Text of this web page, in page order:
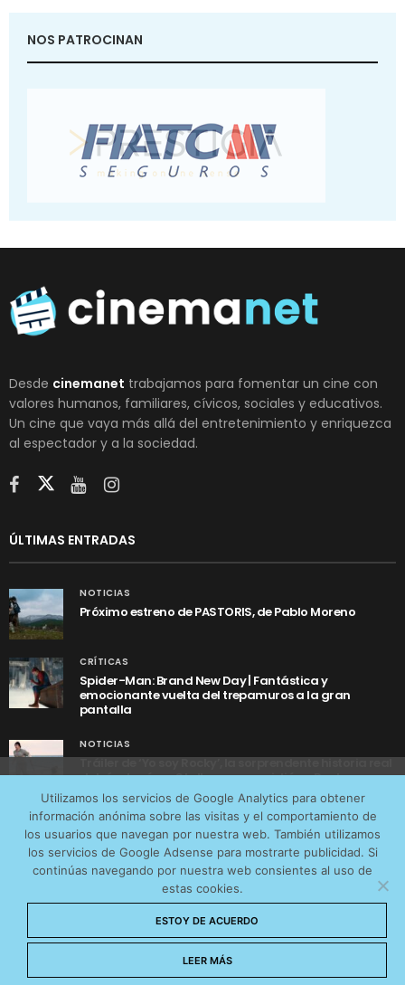
NOS PATROCINAN
Desde cinemanet trabajamos para fomentar un cine con
valores humanos, familiares, cívicos, sociales y educativos.
Un cine que vaya más allá del entretenimiento y enriquezca
al espectador y a la sociedad.
ÚLTIMAS ENTRADAS
NOTICIAS
Próximo estreno de PASTORIS, de Pablo Moreno
CRÍTICAS
Spider-Man: Brand New Day | Fantástica y
emocionante vuelta del trepamuros a la gran
pantalla
NOTICIAS
Tráiler de ‘Yo soy Rocky’, la sorprendente historia real
detrás de cómo Stallone se convirtió en Rocky
AVISO LEGAL CONTACTO
POLÍTICA DE COOKIES
POLÍTICA DE PRIVACIDAD
© 2026 CinemaNet. Designed by
Utilizamos los servicios de Google Analytics para obtener
información anónima sobre las visitas y el comportamiento de
los usuarios que navegan por nuestra web. También utilizamos
los servicios de Google Adsense para mostrarte publicidad. Si
continúas navegando por nuestra web consientes al uso de
estas cookies.
ESTOY DE ACUERDO
LEER MÁS
tráfico web que recibimos y conocer los servicios que
más os interesan. Puede cambiar las preferencias y
obtener más información sobre las cookies que
utilizamos en nuestra Política de cookies
Aceptar cookies
No permitir cookies